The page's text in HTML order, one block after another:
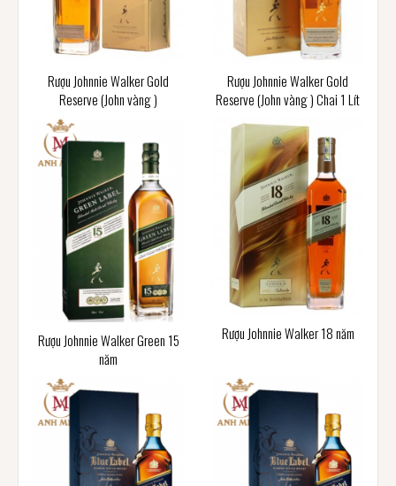
Rượu Johnnie Walker Gold
Reserve (John vàng )
Rượu Johnnie Walker Gold
Reserve (John vàng ) Chai 1 Lít
Rượu Johnnie Walker Green 15
năm
Rượu Johnnie Walker 18 năm